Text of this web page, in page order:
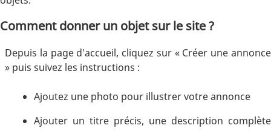
Comment donner un objet sur le site ?
Depuis la page d'accueil, cliquez sur « Créer une annonce
» puis suivez les instructions :
Ajoutez une photo pour illustrer votre annonce
Ajouter un titre précis, une description complète